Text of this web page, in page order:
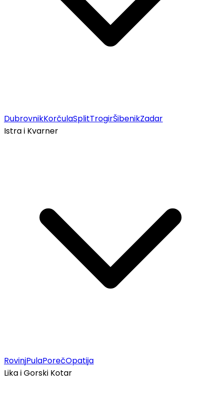
DubrovnikKorčulaSplitTrogirŠibenikZadar
Istra i Kvarner
RovinjPulaPorečOpatija
Lika i Gorski Kotar